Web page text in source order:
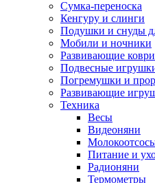
Сумка-переноска
Кенгуру и слинги
Подушки и снуды
Мобили и ночники
Развивающие
Подвесные
Погремушки и
Развивающие
Техника
Весы
Видеоняни
Питание и
Радионяни
Термометры